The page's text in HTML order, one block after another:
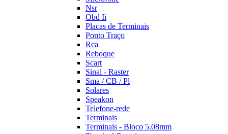
Nsr
Obd Ii
Placas de Terminais
Ponto Traço
Rca
Reboque
Scart
Sinal - Raster
Sma / CB / Pl
Solares
Speakon
Telefone-rede
Terminais
Terminais - Bloco 5.08mm